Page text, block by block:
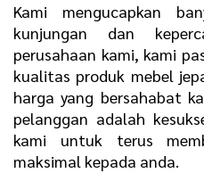
Kami mengucapkan
kunjungan dan
perusahaan kami, kami
kualitas produk mebel
harga yang bersahabat
pelanggan adalah
kami untuk terus
maksimal kepada anda.